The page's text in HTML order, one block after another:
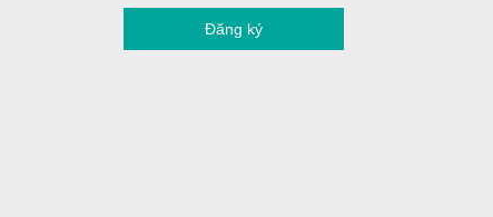
Đăng ký